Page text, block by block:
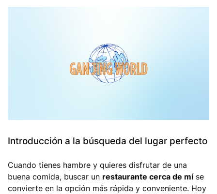
Introducción a la búsqueda del lugar perfecto
Cuando tienes hambre y quieres disfrutar de una
buena comida, buscar un restaurante cerca de míse
convierte en la opción más rápida y conveniente. Hoy